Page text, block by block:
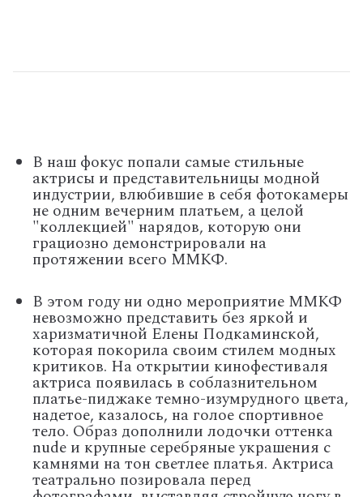
В наш фокус попали самые стильные
актрисы и представительницы модной
индустрии, влюбившие в себя фотокамеры
не одним вечерним платьем, а целой
"коллекцией" нарядов, которую они
грациозно демонстрировали на
протяжении всего ММКФ.
В этом году ни одно мероприятие ММКФ
невозможно представить без яркой и
харизматичной Елены Подкаминской,
которая покорила своим стилем модных
критиков. На открытии кинофестиваля
актриса появилась в соблазнительном
платье-пиджаке темно-изумрудного цвета,
надетое, казалось, на голое спортивное
тело. Образ дополнили лодочки оттенка
nude и крупные серебряные украшения с
камнями на тон светлее платья. Актриса
театрально позировала перед